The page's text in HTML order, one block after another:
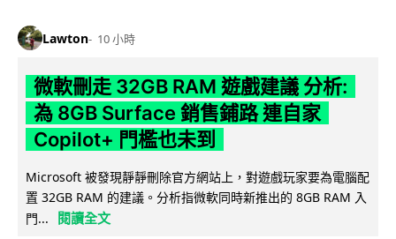
Lawton 10 小時
微軟刪走 32GB RAM 遊戲建議 分析:
為 8GB Surface 銷售鋪路 連自家
Copilot+ 門檻也未到
Microsoft 被發現靜靜刪除官方網站上，對遊戲玩家要為電腦配
置 32GB RAM 的建議。分析指微軟同時新推出的 8GB RAM 入
門...
閱讀全文